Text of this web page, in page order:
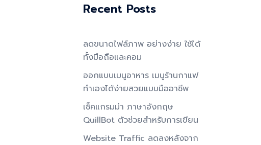
Recent Posts
ลดขนาดไฟล์ภาพ อย่างง่าย ใช้ได้
ทั้งมือถือและคอม
ออกแบบเมนูอาหาร เมนูร้านกาแฟ
ทำเองได้ง่ายสวยแบบมืออาชีพ
เช็คแกรมม่า ภาษาอังกฤษ
QuillBot ตัวช่วยสำหรับการเขียน
Website Traffic ลดลงหลังจาก